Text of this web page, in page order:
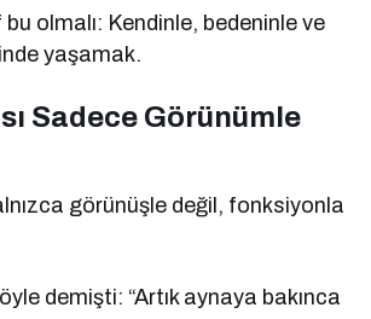
bu olmalı: Kendinle, bedeninle ve
yaşamak.
Sadece Görünümle
görünüşle değil, fonksiyonla
demişti: “Artık aynaya bakınca